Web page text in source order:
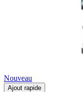
Nouveau
Ajout rapide